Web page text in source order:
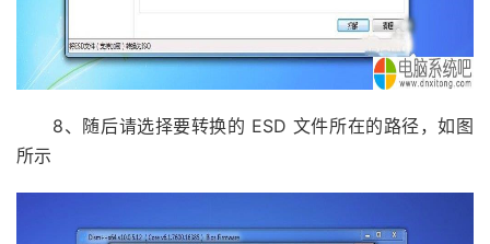
8、随后请选择要转换的 ESD 文件所在的路径，如图
所示